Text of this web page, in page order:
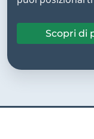
Scopri di